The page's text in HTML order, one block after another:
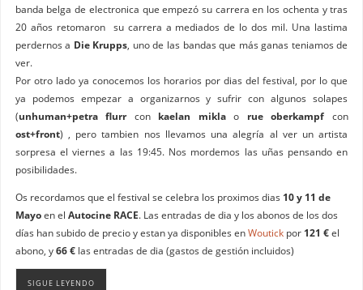
banda belga de electronica que empezó su carrera en los ochenta y tras
20 años retomaron su carrera a mediados de lo dos mil. Una lastima
perdernos a Die Krupps , uno de las bandas que más ganas teniamos de
ver.
Por otro lado ya conocemos los horarios por dias del festival, por lo que
ya podemos empezar a organizarnos y sufrir con algunos solapes
(unhuman+petra flurrcon kaelan miklao rue oberkampf con
ost+front) , pero tambien nos llevamos una alegría al ver un artista
sorpresa el viernes a las 19:45. Nos mordemos las uñas pensando en
posibilidades.
Os recordamos que el festival se celebra los proximos dias 10 y 11 de
Mayoen el Autocine RACE. Las entradas de dia y los abonos de los dos
días han subido de precio y estan ya disponibles enWoutickpor 121 €el
abono, y66 €las entradas de dia (gastos de gestión incluidos)
SIGUE LEYENDO